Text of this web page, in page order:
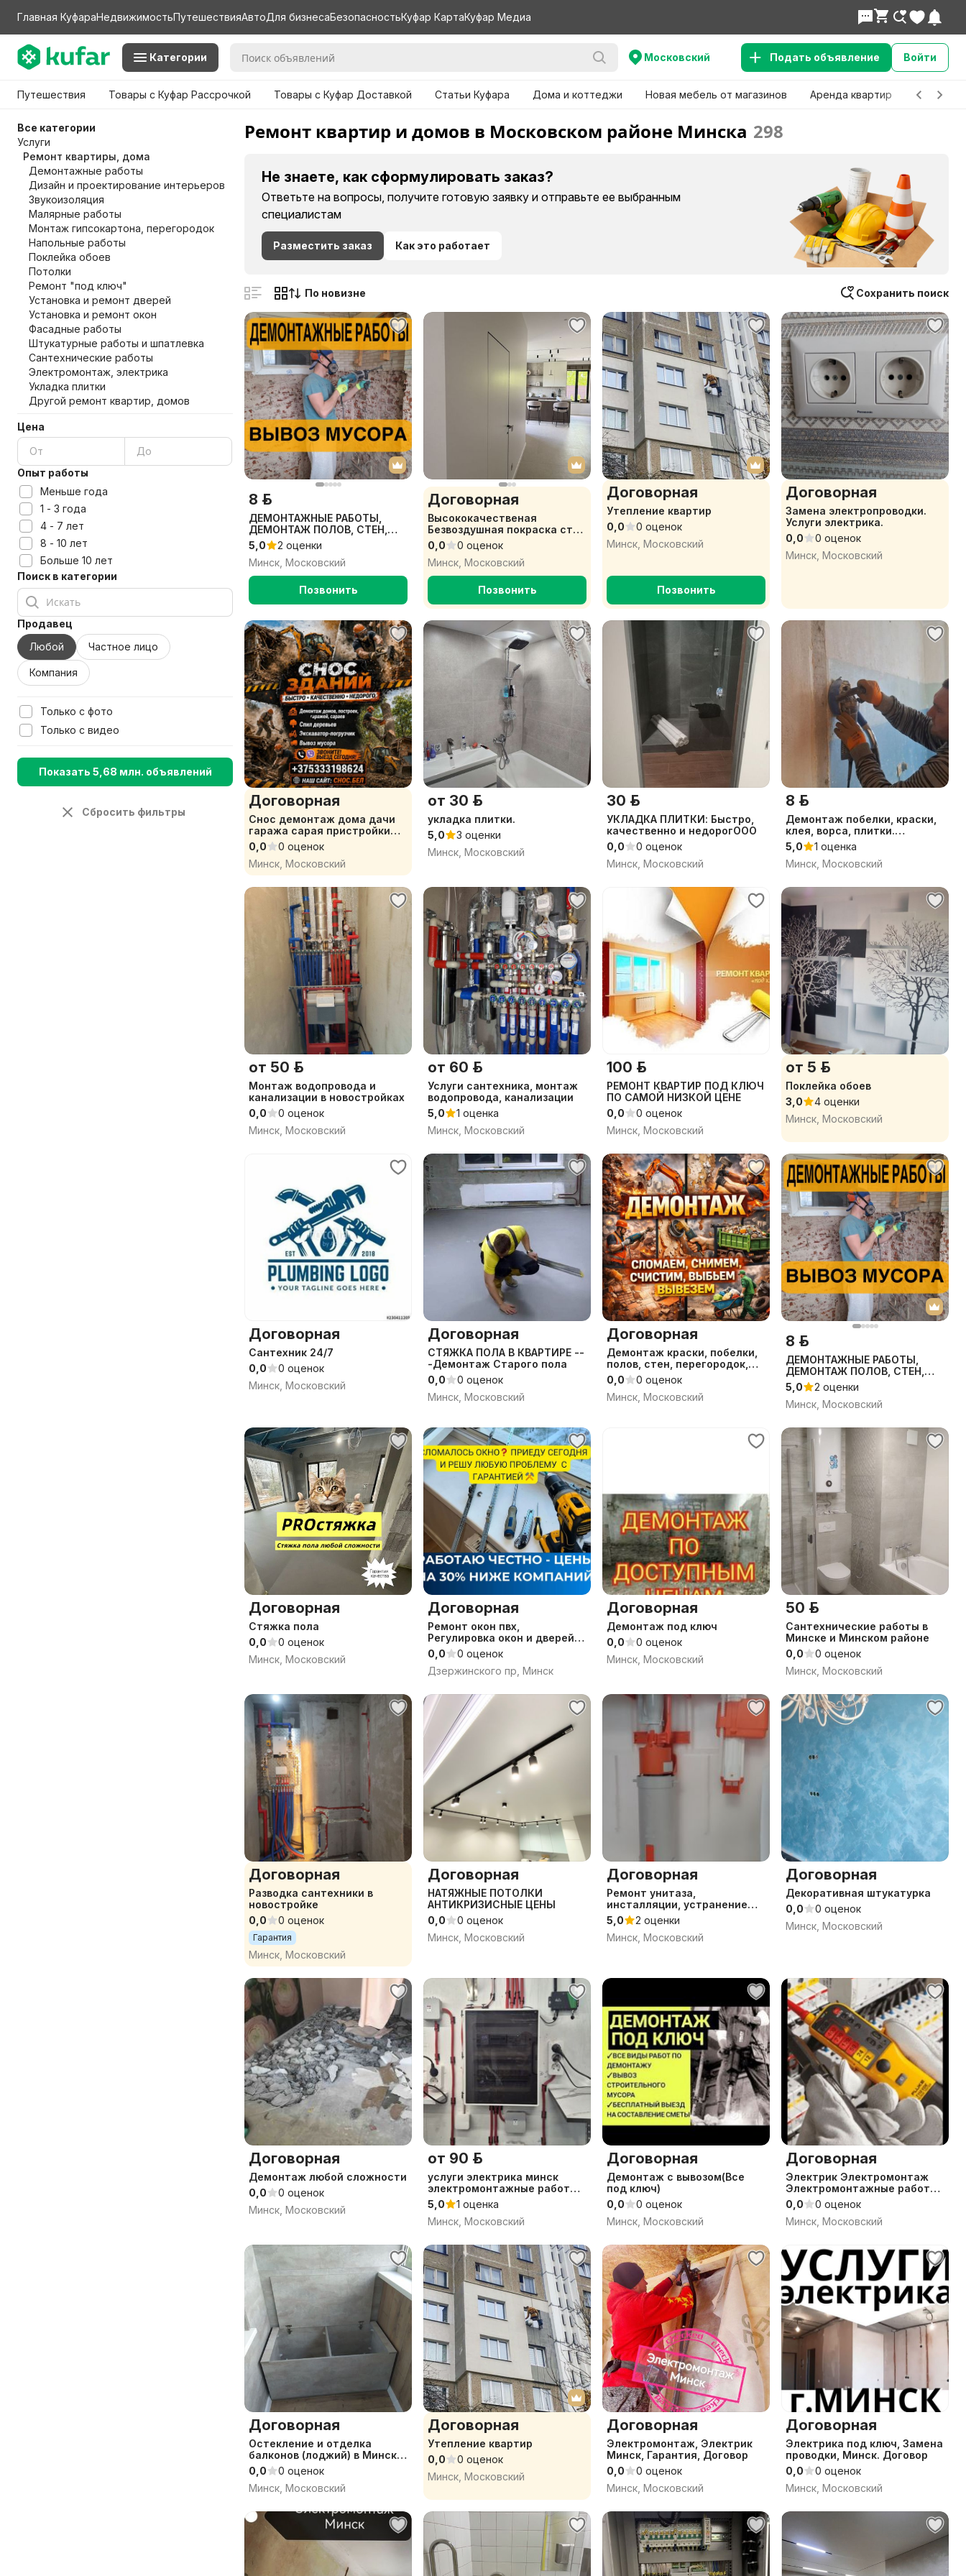
Главная КуфараНедвижимостьПутешествияАвтоДля бизнесаБезопасностьКуфар КартаКуфар Медиа
Категории Московский Подать объявление Войти
Путешествия Товары с Куфар Рассрочкой Товары с Куфар Доставкой Статьи Куфара Дома и коттеджи Новая мебель от магазинов Аренда квартир Детские
Все категории
Услуги
Ремонт квартиры, дома
Демонтажные работы
Дизайн и проектирование интерьеров
Звукоизоляция
Малярные работы
Монтаж гипсокартона, перегородок
Напольные работы
Поклейка обоев
Потолки
Ремонт "под ключ"
Установка и ремонт дверей
Установка и ремонт окон
Фасадные работы
Штукатурные работы и шпатлевка
Сантехнические работы
Электромонтаж, электрика
Укладка плитки
Другой ремонт квартир, домов
Цена
Опыт работы
Меньше года
1 - 3 года
4 - 7 лет
8 - 10 лет
Больше 10 лет
Поиск в категории
Продавец
Любой
Частное лицо
Компания
Только с фото
Только с видео
Показать 5,68 млн. объявлений
Сбросить фильтры
Ремонт квартир и домов в Московском районе Минска 298
Не знаете, как сформулировать заказ?
Ответьте на вопросы, получите готовую заявку и отправьте ее выбранным
специалистам
Разместить заказ Как это работает
Сохранить поиск
По новизне
8 р.
ДЕМОНТАЖНЫЕ РАБОТЫ,
ДЕМОНТАЖ ПОЛОВ, СТЕН,
КРАСКИ, ПЛИТКИ,
ШТУКАТУРКИ И
5,0
2 оценки
Минск, Московский
Позвонить
Договорная
Высококачественая
Безвоздушная покраска стен
, покраска потолков ,
покраска краскопультом
0,0
0 оценок
Минск, Московский
Позвонить
Договорная
Утепление квартир
0,0
0 оценок
Минск, Московский
Позвонить
Договорная
Замена электропроводки.
Услуги электрика.
0,0
0 оценок
Минск, Московский
Договорная
Снос демонтаж дома дачи
гаража сарая пристройки
расчистка участка
0,0
0 оценок
Минск, Московский
от 30 р.
укладка плитки.
5,0
3 оценки
Минск, Московский
30 р.
УКЛАДКА ПЛИТКИ: Быстро,
качественно и недорогООО
0,0
0 оценок
Минск, Московский
8 р.
Демонтаж побелки, краски,
клея, ворса, плитки.
Демонтажные работы с
вывозом мусора.
5,0
1 оценка
Минск, Московский
от 50 р.
Монтаж водопровода и
канализации в новостройках
0,0
0 оценок
Минск, Московский
от 60 р.
Услуги сантехника, монтаж
водопровода, канализации
5,0
1 оценка
Минск, Московский
100 р.
РЕМОНТ КВАРТИР ПОД КЛЮЧ
ПО САМОЙ НИЗКОЙ ЦЕНЕ
0,0
0 оценок
Минск, Московский
от 5 р.
Поклейка обоев
3,0
4 оценки
Минск, Московский
Договорная
Сантехник 24/7
0,0
0 оценок
Минск, Московский
Договорная
СТЯЖКА ПОЛА В КВАРТИРЕ --
-Демонтаж Старого пола
0,0
0 оценок
Минск, Московский
Договорная
Демонтаж краски, побелки,
полов, стен, перегородок,
демонтажные работы
0,0
0 оценок
Минск, Московский
8 р.
ДЕМОНТАЖНЫЕ РАБОТЫ,
ДЕМОНТАЖ ПОЛОВ, СТЕН,
КРАСКИ, ПЛИТКИ,
ШТУКАТУРКИ И
5,0
2 оценки
Минск, Московский
Договорная
Стяжка пола
0,0
0 оценок
Минск, Московский
Договорная
Ремонт окон пвх,
Регулировка окон и дверей .
Ремонт фурнитуры и ручек.
Замена стеклопакетов
0,0
0 оценок
Дзержинского пр, Минск
Договорная
Демонтаж под ключ
0,0
0 оценок
Минск, Московский
50 р.
Сантехнические работы в
Минске и Минском районе
0,0
0 оценок
Минск, Московский
Договорная
Разводка сантехники в
новостройке
0,0
0 оценок
Гарантия
Минск, Московский
Договорная
НАТЯЖНЫЕ ПОТОЛКИ
АНТИКРИЗИСНЫЕ ЦЕНЫ
0,0
0 оценок
Минск, Московский
Договорная
Ремонт унитаза,
инсталляции, устранение
засора,ремонт труб чек
гарантия налкарта
5,0
2 оценки
Минск, Московский
Договорная
Декоративная штукатурка
0,0
0 оценок
Минск, Московский
Договорная
Демонтаж любой сложности
0,0
0 оценок
Минск, Московский
от 90 р.
услуги электрика минск
электромонтажные работы
замена проводки розетки
ищу требуется нужен
ремонт
5,0
1 оценка
Минск, Московский
Договорная
Демонтаж с вывозом(Все
под ключ)
0,0
0 оценок
Минск, Московский
Договорная
Электрик Электромонтаж
Электромонтажные работы
строительные отделочные
работы
0,0
0 оценок
Минск, Московский
Договорная
Остекление и отделка
балконов (лоджий) в Минске
недорого
0,0
0 оценок
Минск, Московский
Договорная
Утепление квартир
0,0
0 оценок
Минск, Московский
Договорная
Электромонтаж, Электрик
Минск, Гарантия, Договор
0,0
0 оценок
Минск, Московский
Договорная
Электрика под ключ, Замена
проводки, Минск. Договор
0,0
0 оценок
Минск, Московский